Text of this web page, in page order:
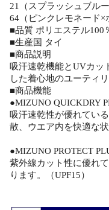
21（スプラッシュブルー
64（ピンクレモネード×
■品質 ポリエステル100
■生産国 タイ
■商品説明
吸汗速乾機能とUVカッ
した着心地のユーティ
■商品機能
●MIZUNO QUICKDRY
吸汗速乾性が優れてい
散、ウエア内を快適な状
●MIZUNO PROTECT
紫外線カット性に優れ
ります。（UPF15）